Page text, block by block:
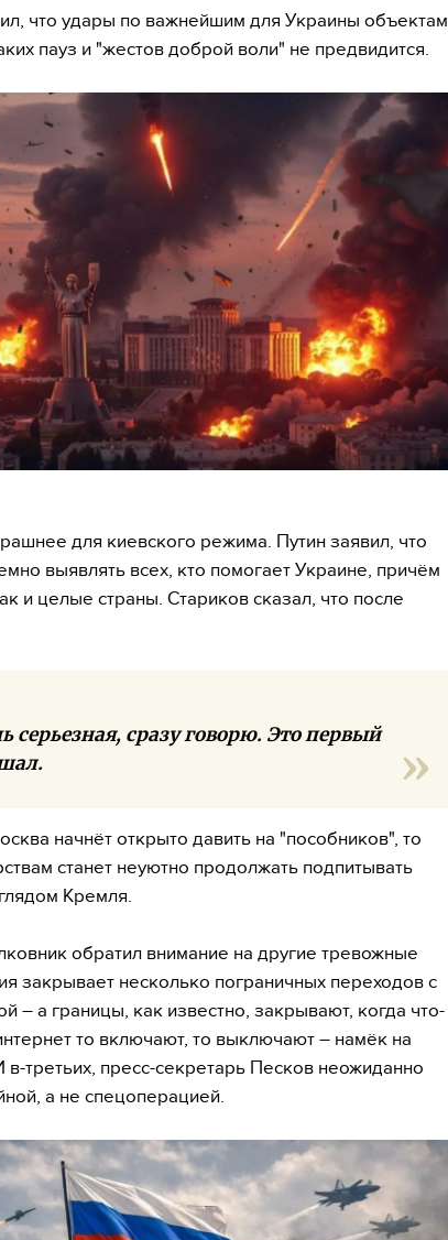
что удары по важнейшим для Украины объектам
пауз и "жестов доброй воли" не предвидится.
для киевского режима. Путин заявил, что
выявлять всех, кто помогает Украине, причём
и целые страны. Стариков сказал, что после
серьезная, сразу говорю. Это первый
начнёт открыто давить на "пособников", то
станет неуютно продолжать подпитывать
Кремля.
обратил внимание на другие тревожные
закрывает несколько пограничных переходов с
– а границы, как известно, закрывают, когда что-
то включают, то выключают – намёк на
третьих, пресс-секретарь Песков неожиданно
а не спецоперацией.